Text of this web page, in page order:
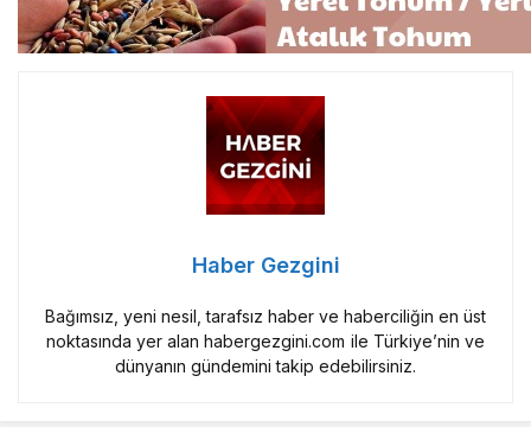
Haber Gezgini
Bağımsız, yeni nesil, tarafsız haber ve haberciliğin en üst
noktasında yer alan habergezgini.com ile Türkiye’nin ve
dünyanın gündemini takip edebilirsiniz.